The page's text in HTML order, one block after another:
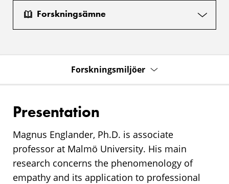
Forskningsämne
Forskningsmiljöer
Presentation
Magnus Englander, Ph.D. is associate
professor at Malmö University. His main
research concerns the phenomenology of
empathy and its application to professional